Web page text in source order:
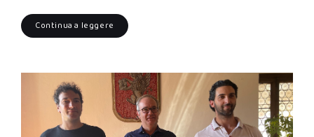
Continua a leggere